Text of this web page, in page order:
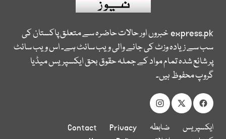
express.pkخبروں اور حالات حاضرہ سے متعلق پاکستان کی
سب سے زیادہ وزٹ کی جانے والی ویب سائٹ ہے۔ اس ویب سائٹ
پر شائع شدہ تمام مواد کے جملہ حقوق بحق ایکسپریس میڈیا
گروپ محفوظ ہیں۔
ایکسپریس
ضابطہ
Privacy
Contact